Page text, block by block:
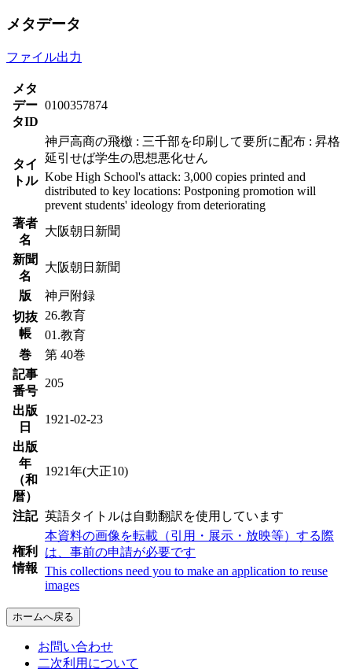
メタデータ
ファイル出力
メタ
デー
タID
0100357874
タイ
トル
神戸高商の飛檄 : 三千部を印刷して要所に配布 : 昇格
延引せば学生の思想悪化せん
Kobe High School's attack: 3,000 copies printed and
distributed to key locations: Postponing promotion will
prevent students' ideology from deteriorating
著者
名
大阪朝日新聞
新聞
名
大阪朝日新聞
版
神戸附録
切抜
帳
26.教育
01.教育
巻
第 40巻
記事
番号
205
出版
日
1921-02-23
出版
年
（和
暦）
1921年(大正10)
注記 英語タイトルは自動翻訳を使用しています
権利
情報
本資料の画像を転載（引用・展示・放映等）する際
は、事前の申請が必要です
This collections need you to make an application to reuse
images
ホームへ戻る
お問い合わせ
二次利用について